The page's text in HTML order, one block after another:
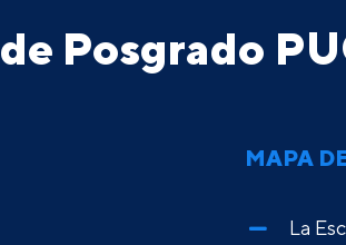
Posgrado
MAPA
La